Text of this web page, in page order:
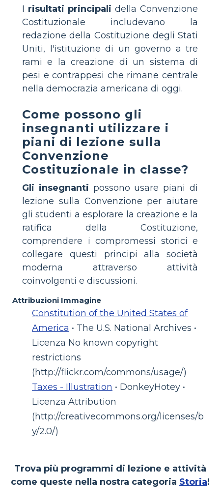
I risultati principali della Convenzione
Costituzionale includevano la
redazione della Costituzione degli Stati
Uniti, l'istituzione di un governo a tre
rami e la creazione di un sistema di
pesi e contrappesi che rimane centrale
nella democrazia americana di oggi.
Come possono gli
insegnanti utilizzare i
piani di lezione sulla
Convenzione
Costituzionale in classe?
Gli insegnanti possono usare piani di
lezione sulla Convenzione per aiutare
gli studenti a esplorare la creazione e la
ratifica della Costituzione,
comprendere i compromessi storici e
collegare questi principi alla società
moderna attraverso attività
coinvolgenti e discussioni.
Attribuzioni Immagine
Constitution of the United States of
America • The U.S. National Archives •
Licenza No known copyright
restrictions
(http://flickr.com/commons/usage/)
Taxes - Illustration • DonkeyHotey •
Licenza Attribution
(http://creativecommons.org/licenses/b
y/2.0/)
Trova più programmi di lezione e attività
come queste nella nostra categoria Storia!